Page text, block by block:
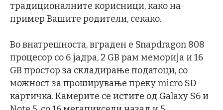
традиционалните корисници, како на
пример Вашите родители, секако.
Во внатрешноста, вграден е Snapdragon 808
процесор со 6 јадра, 2 GB рам меморија и 16
GB простор за складирање податоци, со
можност за проширување преку micro SD
картичка. Камерите се истите од Galaxy S6 и